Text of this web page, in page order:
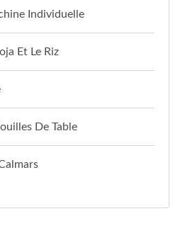
Individuelle
Et Le Riz
De Table